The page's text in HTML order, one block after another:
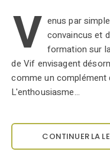
V enus par
convaincus et
formation sur
de Vif envisagent
comme un complément
L'enthousiasme…
CONTINUER LA